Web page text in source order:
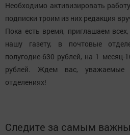
Необходимо активизировать
подписки троим из них редакция
Пока есть время, приглашаем
нашу газету, в почтовые
полугодие-630 рублей, на 1 месяц-
рублей. Ждем вас, уважаемые
отделениях!
Следите за самым